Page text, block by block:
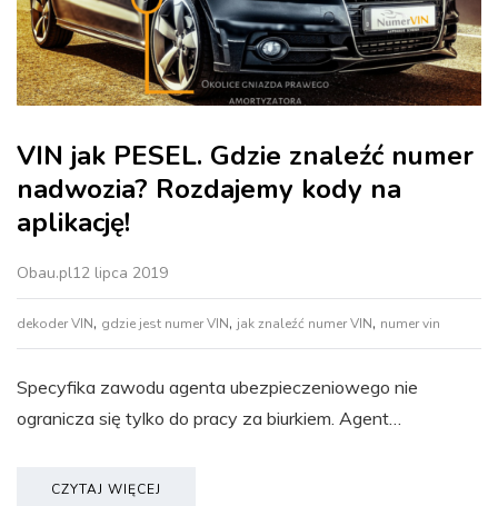
VIN jak PESEL. Gdzie znaleźć numer
nadwozia? Rozdajemy kody na
aplikację!
Obau.pl12 lipca 2019
dekoder VIN, gdzie jest numer VIN, jak znaleźć numer VIN, numer vin
Specyfika zawodu agenta ubezpieczeniowego nie
ogranicza się tylko do pracy za biurkiem. Agent…
CZYTAJ WIĘCEJ